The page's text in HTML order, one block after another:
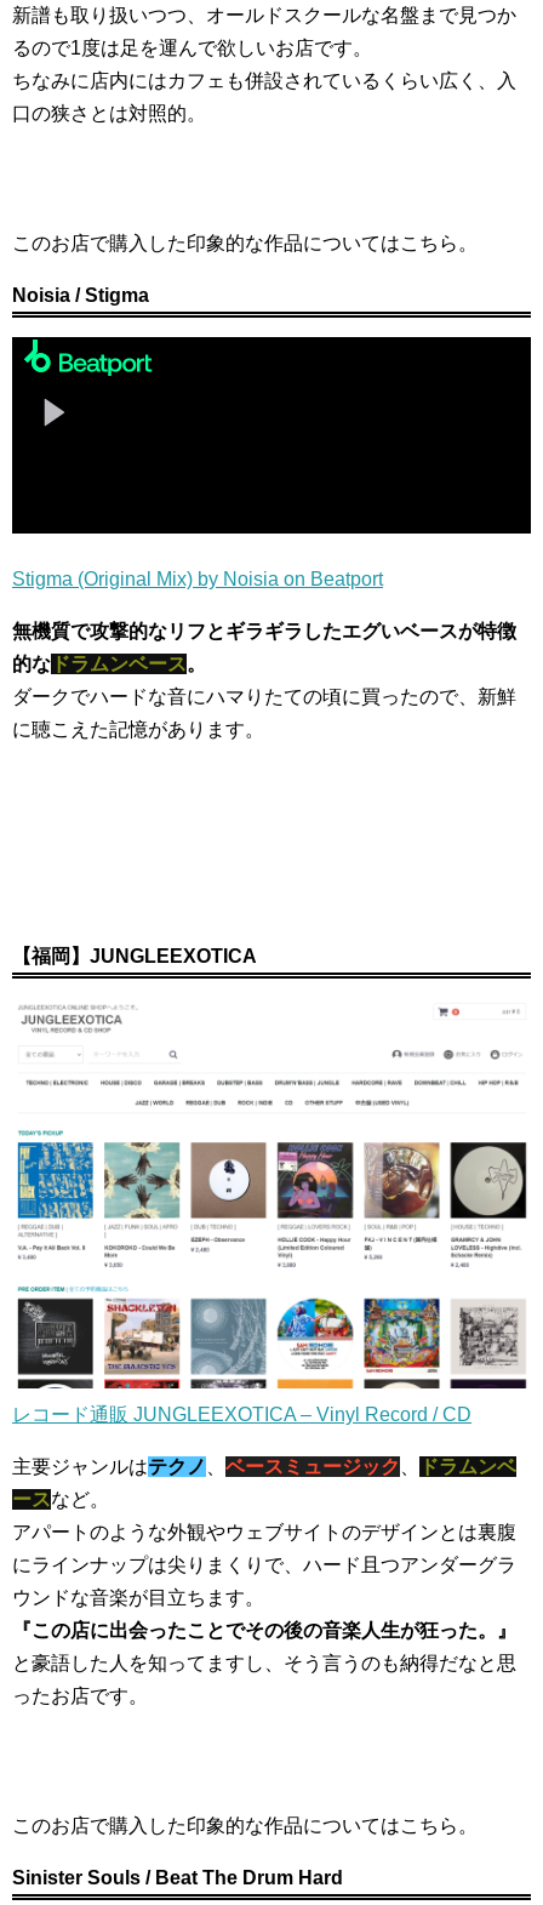
新譜も取り扱いつつ、オールドスクールな名盤まで見つか
るので1度は足を運んで欲しいお店です。
ちなみに店内にはカフェも併設されているくらい広く、入
口の狭さとは対照的。
このお店で購入した印象的な作品についてはこちら。
Noisia / Stigma
Stigma (Original Mix) by Noisia on Beatport
無機質で攻撃的なリフとギラギラしたエグいベースが特徴
的な ドラムンベース。
ダークでハードな音にハマりたての頃に買ったので、新鮮
に聴こえた記憶があります。
【福岡】JUNGLEEXOTICA
レコード通販 JUNGLEEXOTICA – Vinyl Record / CD
主要ジャンルはテクノ ベースミュージック
ドラムンベ
ースなど。
アパートのような外観やウェブサイトのデザインとは裏腹
にラインナップは尖りまくりで、ハード且つアンダーグラ
ウンドな音楽が目立ちます。
『この店に出会ったことでその後の音楽人生が狂った。』
と豪語した人を知ってますし、そう言うのも納得だなと思
ったお店です。
このお店で購入した印象的な作品についてはこちら。
Sinister Souls / Beat The Drum Hard